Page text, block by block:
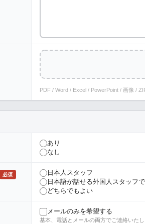
PDF / Word / Excel / PowerPoint / 画像 /
あり
なし
必須
日本人スタッフ
日本語が話せる外国人スタッフ
どちらでもよい
メールのみを希望する
基本、電話とメールの両方でご連絡いたし